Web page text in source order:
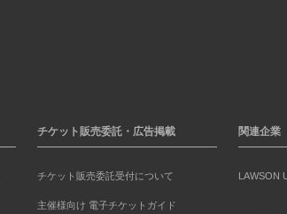
チケット販売委託・広告掲載
チケット販売委託受付について
主催様向け 電子チケットガイド
関連企業
LAWSON